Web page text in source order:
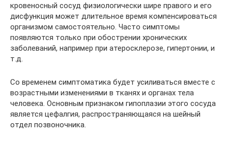
кровеносный сосуд физиологически шире правого и его
дисфункция может длительное время компенсироваться
организмом самостоятельно. Часто симптомы
появляются только при обострении хронических
заболеваний, например при атеросклерозе, гипертонии, и
т.д.
Со временем симптоматика будет усиливаться вместе с
возрастными изменениями в тканях и органах тела
человека. Основным признаком гипоплазии этого сосуда
является цефалгия, распространяющаяся на шейный
отдел позвоночника.